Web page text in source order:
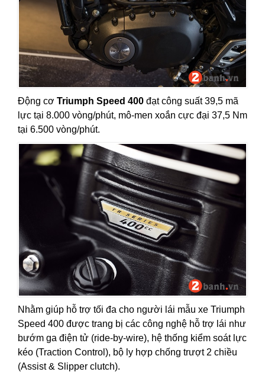
Động cơ Triumph Speed 400 đạt công suất 39,5 mã
lực tại 8.000 vòng/phút, mô-men xoắn cực đại 37,5 Nm
tại 6.500 vòng/phút.
Nhằm giúp hỗ trợ tối đa cho người lái mẫu xe Triumph
Speed 400 được trang bị các công nghệ hỗ trợ lái như
bướm ga điện tử (ride-by-wire), hệ thống kiểm soát lực
kéo (Traction Control), bộ ly hợp chống trượt 2 chiều
(Assist & Slipper clutch).